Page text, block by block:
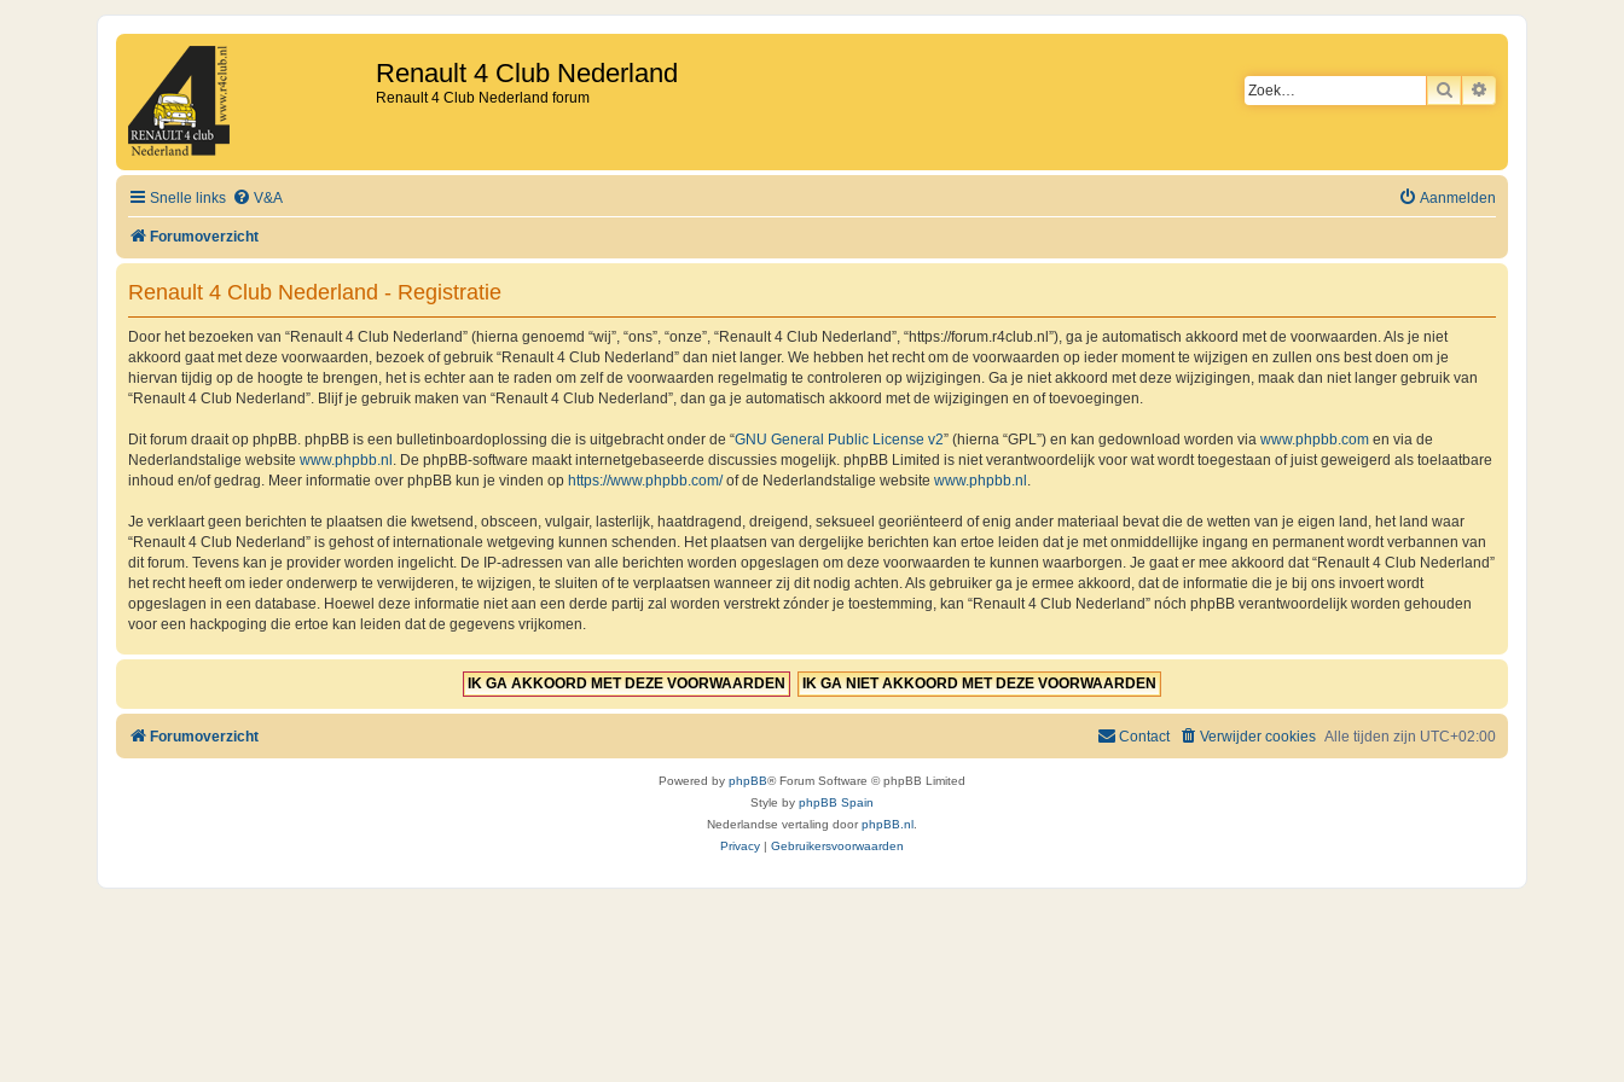
Renault 4 Club Nederland
Renault 4 Club Nederland forum ZOEKUITGEBREID
Snelle links V&A Aanmelden
Forumoverzicht
Renault 4 Club Nederland - Registratie
Door het bezoeken van “Renault 4 Club Nederland” (hierna genoemd “wij”, “ons”, “onze”, “Renault 4 Club Nederland”, “https://forum.r4club.nl”), ga je automatisch akkoord met de voorwaarden. Als je niet
akkoord gaat met deze voorwaarden, bezoek of gebruik “Renault 4 Club Nederland” dan niet langer. We hebben het recht om de voorwaarden op ieder moment te wijzigen en zullen ons best doen om je
hiervan tijdig op de hoogte te brengen, het is echter aan te raden om zelf de voorwaarden regelmatig te controleren op wijzigingen. Ga je niet akkoord met deze wijzigingen, maak dan niet langer gebruik van
“Renault 4 Club Nederland”. Blijf je gebruik maken van “Renault 4 Club Nederland”, dan ga je automatisch akkoord met de wijzigingen en of toevoegingen.
Dit forum draait op phpBB. phpBB is een bulletinboardoplossing die is uitgebracht onder de “GNU General Public License v2” (hierna “GPL”) en kan gedownload worden via www.phpbb.com en via de
Nederlandstalige website www.phpbb.nl . De phpBB-software maakt internetgebaseerde discussies mogelijk. phpBB Limited is niet verantwoordelijk voor wat wordt toegestaan of juist geweigerd als toelaatbare
inhoud en/of gedrag. Meer informatie over phpBB kun je vinden op https://www.phpbb.com/of de Nederlandstalige website www.phpbb.nl .
Je verklaart geen berichten te plaatsen die kwetsend, obsceen, vulgair, lasterlijk, haatdragend, dreigend, seksueel georiënteerd of enig ander materiaal bevat die de wetten van je eigen land, het land waar
“Renault 4 Club Nederland” is gehost of internationale wetgeving kunnen schenden. Het plaatsen van dergelijke berichten kan ertoe leiden dat je met onmiddellijke ingang en permanent wordt verbannen van
dit forum. Tevens kan je provider worden ingelicht. De IP-adressen van alle berichten worden opgeslagen om deze voorwaarden te kunnen waarborgen. Je gaat er mee akkoord dat “Renault 4 Club Nederland”
het recht heeft om ieder onderwerp te verwijderen, te wijzigen, te sluiten of te verplaatsen wanneer zij dit nodig achten. Als gebruiker ga je ermee akkoord, dat de informatie die je bij ons invoert wordt
opgeslagen in een database. Hoewel deze informatie niet aan een derde partij zal worden verstrekt zónder je toestemming, kan “Renault 4 Club Nederland” nóch phpBB verantwoordelijk worden gehouden
voor een hackpoging die ertoe kan leiden dat de gegevens vrijkomen.
Forumoverzicht Alle tijden zijn UTC+02:00
Verwijder cookies
Contact
Powered by phpBB® Forum Software © phpBB Limited
Style by phpBB Spain
Nederlandse vertaling doorphpBB.nl .
Privacy
Gebruikersvoorwaarden